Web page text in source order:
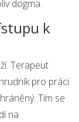
dogma.
k
Terapeut
pro práci
Tím se
na